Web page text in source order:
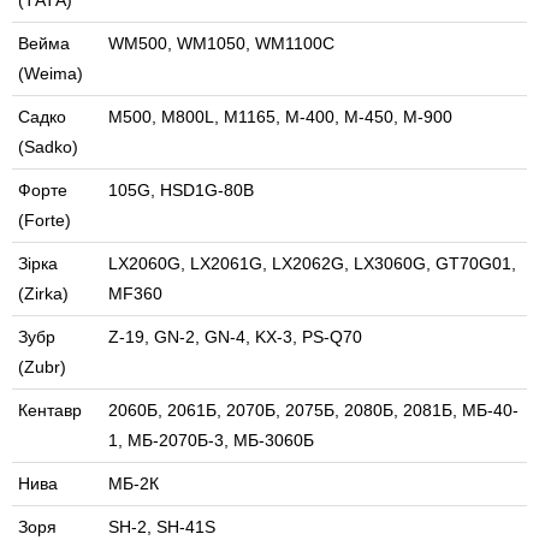
Вейма
(Weima)
WM500, WM1050, WM1100C
Садко
(Sadko)
M500, M800L, M1165, M-400, M-450, M-900
Форте
(Forte)
105G, HSD1G-80B
Зірка
(Zirka)
LX2060G, LX2061G, LX2062G, LX3060G, GT70G01,
MF360
Зубр
(Zubr)
Z-19, GN-2, GN-4, KX-3, PS-Q70
Кентавр
2060Б, 2061Б, 2070Б, 2075Б, 2080Б, 2081Б, МБ-40-
1, МБ-2070Б-3, МБ-3060Б
Нива МБ-2К
Зоря SH-2, SH-41S